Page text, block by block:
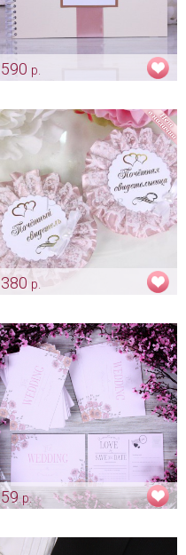
590 р.
Арт: alb_0011
380 р.
роза
Арт: shtu_0190 пеп.роза
59р.